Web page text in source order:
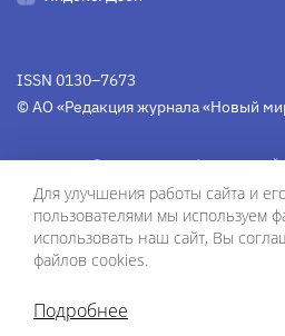
ISSN 0130–7673
© АО «Редакция журнала «Новый
Свидетельство
связи, информационных
коммуникаций средства
(Роскомнадзор)ПИ № Фс 77-
Разработка сайта — ООО «Инфодизайн»
Для улучшения работы сайта и
пользователями мы используем
использовать наш сайт, Вы
файлов cookies.
Подробнее